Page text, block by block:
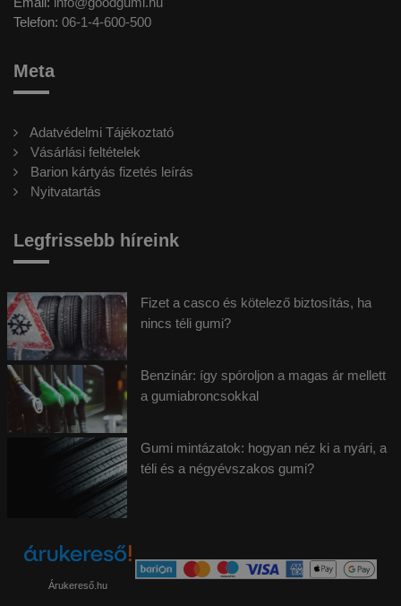
Telefon: 06-1-4-600-500
Meta
Adatvédelmi Tájékoztató
Vásárlási feltételek
Barion kártyás fizetés leírás
Nyitvatartás
Legfrissebb híreink
Fizet a casco és kötelező biztosítás, ha
nincs téli gumi?
Benzinár: így spóroljon a magas ár mellett
a gumiabroncsokkal
Gumi mintázatok: hogyan néz ki a nyári, a
téli és a négyévszakos gumi?
Árukereső.hu